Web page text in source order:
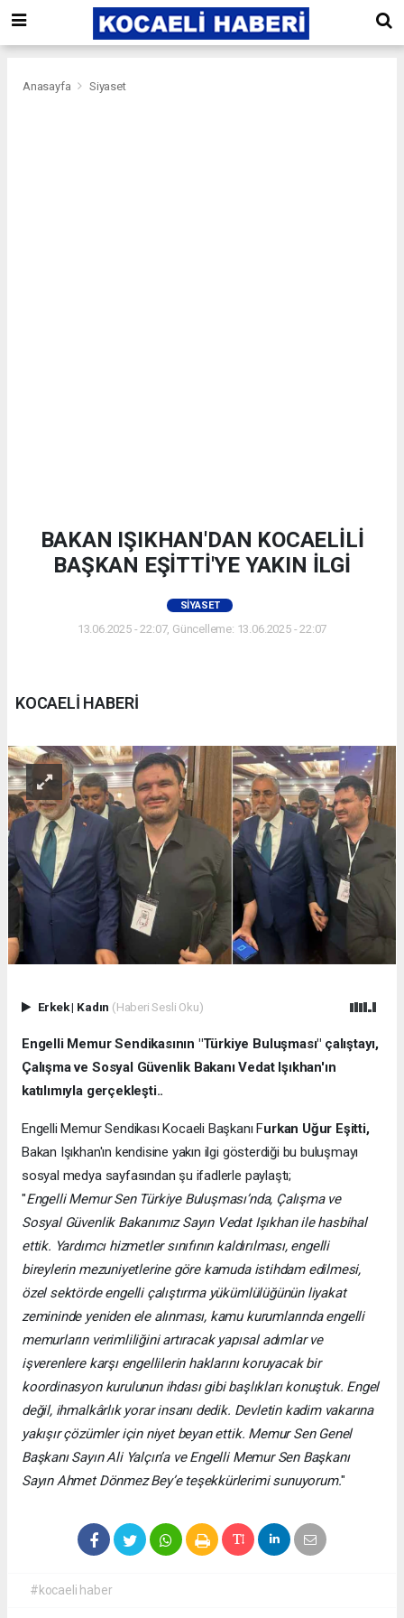
Anasayfa Siyaset
BAKAN IŞIKHAN'DAN KOCAELİLİ
BAŞKAN EŞİTTİ'YE YAKIN İLGİ
SIYASET
13.06.2025 - 22:07, Güncelleme: 13.06.2025 - 22:07
KOCAELİ HABERİ
Erkek| Kadın (Haberi Sesli Oku)
Engelli Memur Sendikasının "Türkiye Buluşması" çalıştayı,
Çalışma ve Sosyal Güvenlik Bakanı Vedat Işıkhan'ın
katılımıyla gerçekleşti..
Engelli Memur Sendikası Kocaeli Başkanı Furkan Uğur Eşitti,
Bakan Işıkhan'ın kendisine yakın ilgi gösterdiği bu buluşmayı
sosyal medya sayfasından şu ifadlerle paylaştı;
"Engelli Memur Sen Türkiye Buluşması’nda, Çalışma ve
Sosyal Güvenlik Bakanımız Sayın Vedat Işıkhan ile hasbihal
ettik. Yardımcı hizmetler sınıfının kaldırılması, engelli
bireylerin mezuniyetlerine göre kamuda istihdam edilmesi,
özel sektörde engelli çalıştırma yükümlülüğünün liyakat
zemininde yeniden ele alınması, kamu kurumlarında engelli
memurların verimliliğini artıracak yapısal adımlar ve
işverenlere karşı engellilerin haklarını koruyacak bir
koordinasyon kurulunun ihdası gibi başlıkları konuştuk. Engel
değil, ihmalkârlık yorar insanı dedik. Devletin kadim vakarına
yakışır çözümler için niyet beyan ettik. Memur Sen Genel
Başkanı Sayın Ali Yalçın’a ve Engelli Memur Sen Başkanı
Sayın Ahmet Dönmez Bey’e teşekkürlerimi sunuyorum."
#kocaeli haber